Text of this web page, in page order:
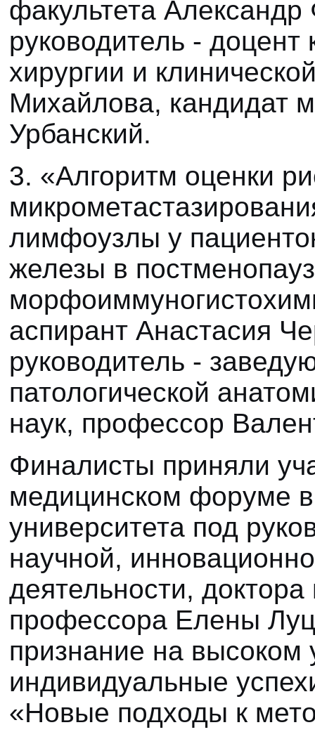
факультета
руководитель -
хирургии и
Михайлова, кандидат
Урбанский.
3. «Алгоритм оценки
лимфоузлы у
железы в
аспирант Анастасия
руководитель -
патологической
наук, профессор
Финалисты приняли
медицинском форуме в
университета под
научной,
деятельности,
профессора Елены
признание на высоком
индивидуальные
«Новые подходы к